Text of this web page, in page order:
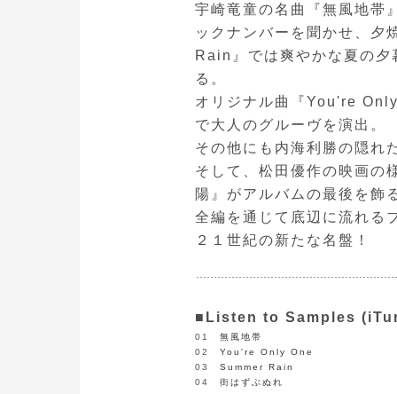
宇崎竜童の名曲『無風地帯
ックナンバーを聞かせ、夕
Rain』では爽やかな夏の夕
る。
オリジナル曲『You're
で大人のグルーヴを演出。
その他にも内海利勝の隠れ
そして、松田優作の映画の
陽』がアルバムの最後を飾
全編を通じて底辺に流れる
２１世紀の新たな名盤！
■Listen to Samples
01 無風地帯
02 You're Only One
03 Summer Rain
04 街はずぶぬれ